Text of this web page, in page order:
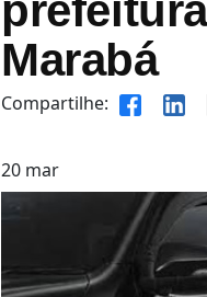
Marabá
Compartilhe:
20 mar